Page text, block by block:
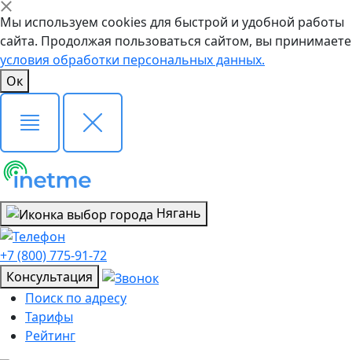
Мы используем cookies для быстрой и удобной работы
сайта. Продолжая пользоваться сайтом, вы принимаете
условия обработки персональных данных.
Ок
Нягань
+7 (800) 775-91-72
Консультация
Поиск по адресу
Тарифы
Рейтинг